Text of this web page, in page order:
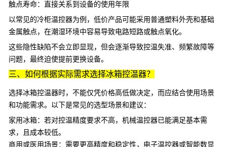
触点寿命：直接关系到设备的使用年限
以常见的冷柜温控器为例，低价产品可能采用普通塑料外壳和基础
金属触点，在潮湿环境中容易导致电路短路或触点氧化。
这些隐性缺陷不会立即显现，但会逐渐导致控温失准、频繁故障等
问题，最终迫使提前更换设备。
三、如何根据实际需求选择冰箱控温器？
选择冰箱控温器时，不能仅凭价格高低做决定，而应结合使用场景
和功能需求。以下是常见的选型场景和建议：
家用冰箱：若对控温精度要求不高，机械温控器已能满足基本需
求，且成本较低。
商用或医用场景：需要更高精度和稳定性， 电子温控器或智能数显